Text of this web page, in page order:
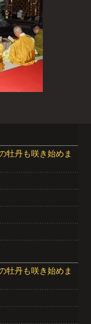
牡丹も咲き始めま
牡丹も咲き始めま